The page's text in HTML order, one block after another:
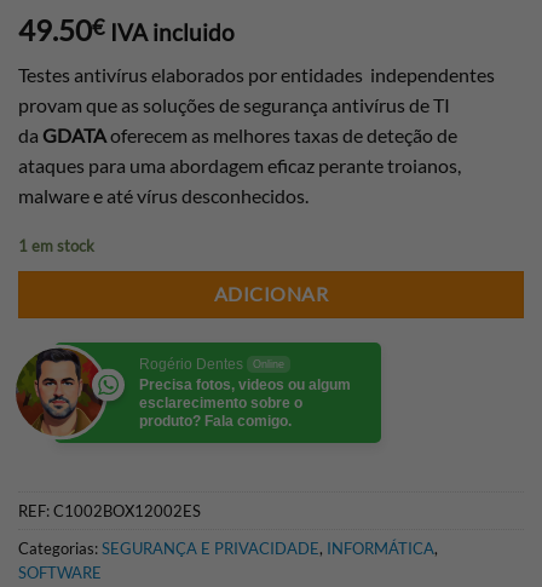
49.50€ IVA incluido
Testes antivírus elaborados por entidades independentes
provam que as soluções de segurança antivírus de TI
da GDATAoferecem as melhores taxas de deteção de
ataques para uma abordagem eficaz perante troianos,
malware e até vírus desconhecidos.
1 em stock
ADICIONAR
Rogério Dentes Online
Precisa fotos, videos ou algum
esclarecimento sobre o
produto? Fala comigo.
REF:C1002BOX12002ES
Categorias:SEGURANÇA E PRIVACIDADE, INFORMÁTICA,
SOFTWARE